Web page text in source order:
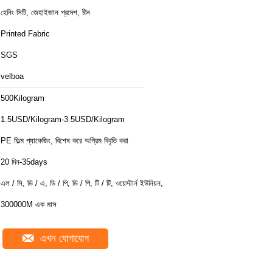
হেনিং সিটি, জেহাইজান প্রদেশ, চীন
Printed Fabric
SGS
velboa
500Kilogram
1.5USD/Kilogram-3.5USD/Kilogram
PE ফিল্ম প্যাকেজিং, বিশেষ করে অগ্রিম বিবৃতি করা
20 দিন-35days
এল / সি, ডি / এ, ডি / পি, ডি / পি, টি / টি, ওয়েস্টার্ন ইউনিয়ন,
300000M এক মাস
এখন যোগাযোগ